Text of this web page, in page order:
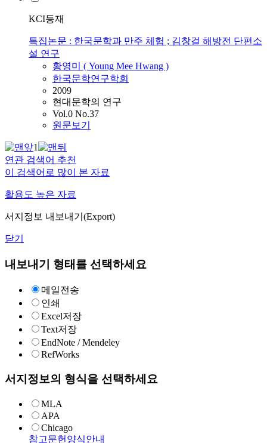
KCI등재
특집논문 : 한국문학과 만주 체험 ; 김창걸 해방전 단편소
설 연구
황영미 ( Young Mee Hwang )
한국문학연구학회
2009
현대문학의 연구
Vol.0 No.37
원문보기
1
연관 검색어 추천
이 검색어로 많이 본 자료
활용도 높은 자료
서지정보 내보내기(Export)
닫기
내보내기 형태를 선택하세요
메일전송
인쇄
Excel저장
Text저장
EndNote / Mendeley
RefWorks
서지정보의 형식을 선택하세요
MLA
APA
Chicago
참고문헌양식안내